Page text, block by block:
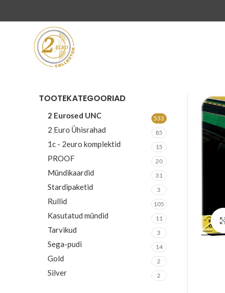
TOOTEKATEGOORIAD
2 Eurosed UNC 533
2 Euro Ühisrahad 85
1c - 2euro komplektid 15
PROOF 20
Mündikaardid 31
Stardipaketid 3
Rullid 105
Kasutatud mündid 11
Tarvikud 3
Sega-pudi 14
Gold 2
Silver 2